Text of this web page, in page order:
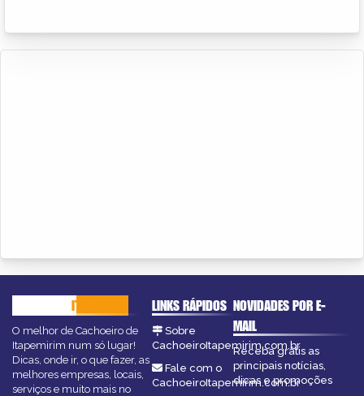
ITAPEMIRIM
O melhor de Cachoeiro de
Itapemirim num só lugar!
Dicas, onde ir, o que fazer, as
melhores empresas, locais,
serviços e muito mais no
LINKS RÁPIDOS
Sobre
CachoeiroItapemirim.com.br
Fale com o
CachoeiroItapemirim.com.br
NOVIDADES POR E-
MAIL
Receba grátis as
principais notícias,
dicas e promoções